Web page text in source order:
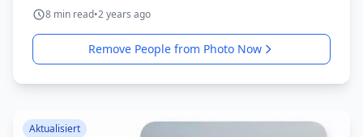
8 min read•2 years ago
Remove People from Photo Now
Aktualisiert